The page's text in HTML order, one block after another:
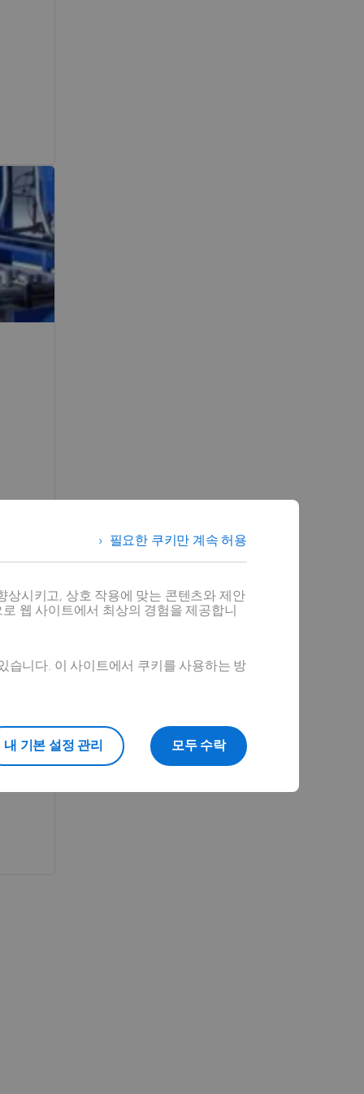
필요한 쿠키만 계속 허용
상시키고, 상호 작용에 맞는 콘텐츠와 제안
웹 사이트에서 최상의 경험을 제공합니
습니다. 이 사이트에서 쿠키를 사용하는 방
모두 수락
내 기본 설정 관리